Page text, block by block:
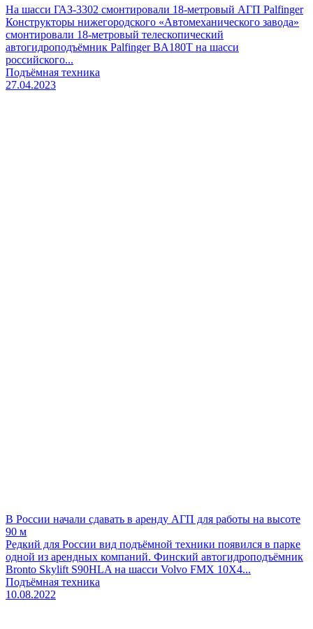
На шасси ГАЗ-3302 смонтировали 18-метровый АГП Palfinger
Конструкторы нижегородского «Автомеханического завода»
смонтировали 18-метровый телескопический
автогидроподъёмник Palfinger BA180Т на шасси
российского...
Подъёмная техника
27.04.2023
В России начали сдавать в аренду АГП для работы на высоте
90 м
Редкий для России вид подъёмной техники появился в парке
одной из арендных компаний. Финский автогидроподъёмник
Bronto Skylift S90HLA на шасси Volvo FMX 10Х4...
Подъёмная техника
10.08.2022